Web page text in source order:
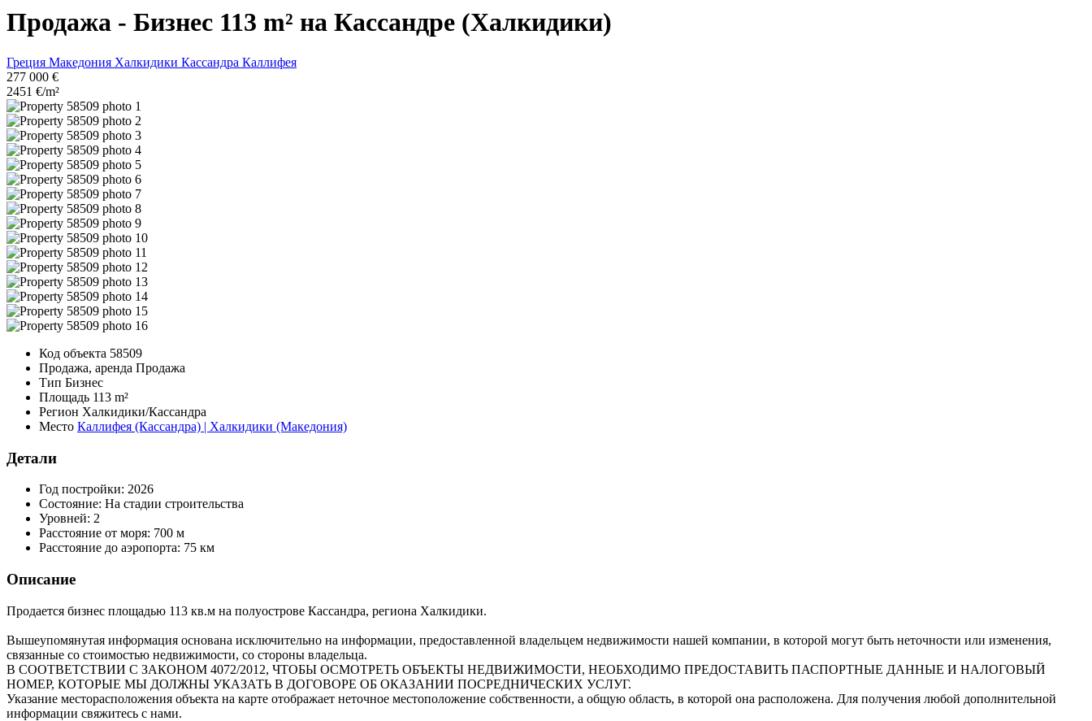
Продажа - Бизнес 113 m² на Кассандре (Халкидики)
Греция Македония Халкидики Кассандра Каллифея
277 000 €
2451 €/m²
Код объекта 58509
Продажа, аренда Продажа
Тип Бизнес
Площадь 113 m²
Регион Халкидики/Кассандра
Место Каллифея (Кассандра) | Халкидики (Македония)
Детали
Год постройки: 2026
Состояние: На стадии строительства
Уровней: 2
Расстояние от моря: 700 м
Расстояние до аэропорта: 75 км
Описание
Продается бизнес площадью 113 кв.м на полуострове Кассандра, региона Халкидики.
Вышеупомянутая информация основана исключительно на информации, предоставленной владельцем недвижимости нашей компании, в которой могут быть неточности или изменения,
связанные со стоимостью недвижимости, со стороны владельца.
В СООТВЕТСТВИИ С ЗАКОНОМ 4072/2012, ЧТОБЫ ОСМОТРЕТЬ ОБЪЕКТЫ НЕДВИЖИМОСТИ, НЕОБХОДИМО ПРЕДОСТАВИТЬ ПАСПОРТНЫЕ ДАННЫЕ И НАЛОГОВЫЙ
НОМЕР, КОТОРЫЕ МЫ ДОЛЖНЫ УКАЗАТЬ В ДОГОВОРЕ ОБ ОКАЗАНИИ ПОСРЕДНИЧЕСКИХ УСЛУГ.
Указание месторасположения объекта на карте отображает неточное местоположение собственности, а общую область, в которой она расположена. Для получения любой дополнительной
информации свяжитесь с нами.